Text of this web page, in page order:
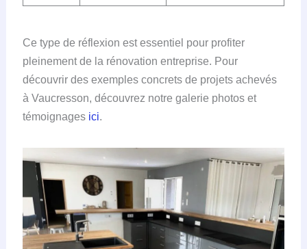
Ce type de réflexion est essentiel pour profiter
pleinement de la rénovation entreprise. Pour
découvrir des exemples concrets de projets achevés
à Vaucresson, découvrez notre galerie photos et
témoignages ici.